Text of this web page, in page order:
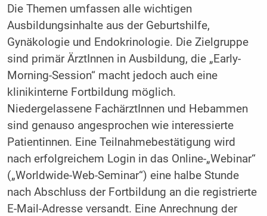
Die Themen umfassen alle wichtigen
Ausbildungsinhalte aus der Geburtshilfe,
Gynäkologie und Endokrinologie. Die Zielgruppe
sind primär ÄrztInnen in Ausbildung, die „Early-
Morning-Session“ macht jedoch auch eine
klinikinterne Fortbildung möglich.
Niedergelassene FachärztInnen und Hebammen
sind genauso angesprochen wie interessierte
Patientinnen. Eine Teilnahmebestätigung wird
nach erfolgreichem Login in das Online-„Webinar“
(„Worldwide-Web-Seminar“) eine halbe Stunde
nach Abschluss der Fortbildung an die registrierte
E-Mail-Adresse versandt. Eine Anrechnung der